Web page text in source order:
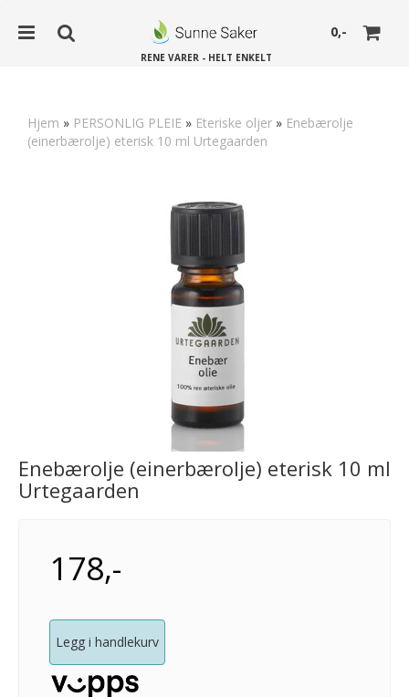
0,-
RENE VARER - HELT ENKELT
Hjem » PERSONLIG PLEIE » Eteriske oljer » Enebærolje
(einerbærolje) eterisk 10 ml Urtegaarden
Enebærolje (einerbærolje) eterisk 10 ml
Urtegaarden
178,-
Legg i handlekurv